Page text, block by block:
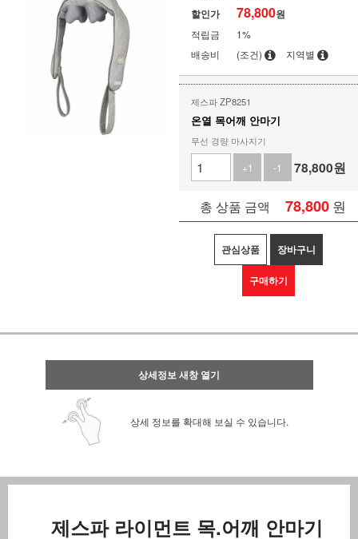
할인가 78,800원
적립금
1%
배송비
(조건) 지역별
제스파 ZP8251
온열 목어깨 안마기
무선 경량 마사지기
+1 -1 78,800원
총 상품 금액 78,800 원
관심상품 장바구니
구매하기
상세정보 새창 열기
상세 정보를 확대해 보실 수 있습니다.
제스파 라이먼트 목.어깨 안마기